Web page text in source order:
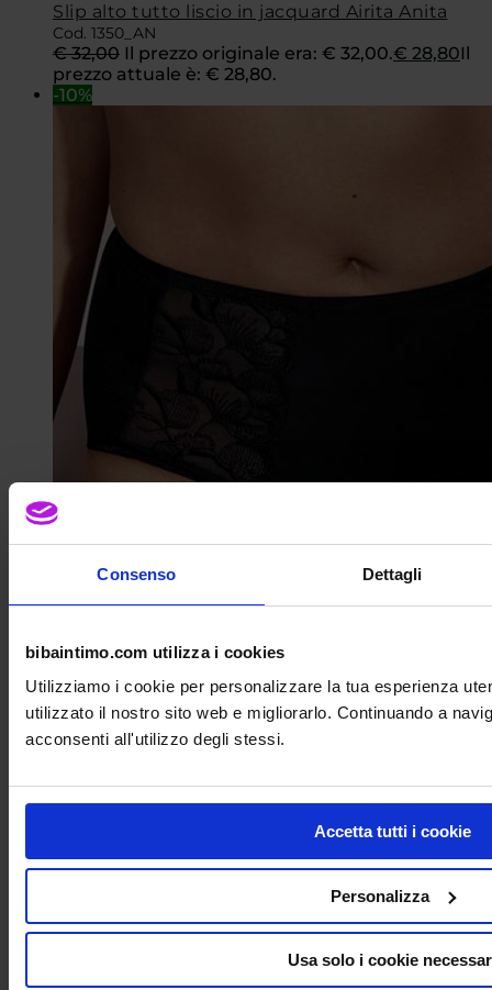
Consenso Dettagli
bibaintimo.com utilizza i cookies
Utilizziamo i cookie per personalizzare la tua esperienza
utilizzato il nostro sito web e migliorarlo. Continuando a
acconsenti all'utilizzo degli stessi.
Accetta tutti i cookie
Personalizza
Usa solo i cookie
Slip alto tutto liscio in jacquard Airita Anita
Cod. 1350_AN
€32,00 Il prezzo originale era: € 32,00.€ 28,80Il
prezzo attuale è: € 28,80.
-10%
Cod. 1323_AN
Il prezzo originale era: € 32,00. €28,80